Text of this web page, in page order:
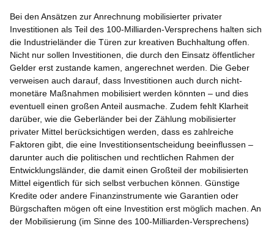
Bei den Ansätzen zur Anrechnung mobilisierter privater
Investitionen als Teil des 100-Milliarden-Versprechens halten sich
die Industrieländer die Türen zur kreativen Buchhaltung offen.
Nicht nur sollen Investitionen, die durch den Einsatz öffentlicher
Gelder erst zustande kamen, angerechnet werden. Die Geber
verweisen auch darauf, dass Investitionen auch durch nicht-
monetäre Maßnahmen mobilisiert werden könnten – und dies
eventuell einen großen Anteil ausmache. Zudem fehlt Klarheit
darüber, wie die Geberländer bei der Zählung mobilisierter
privater Mittel berücksichtigen werden, dass es zahlreiche
Faktoren gibt, die eine Investitionsentscheidung beeinflussen –
darunter auch die politischen und rechtlichen Rahmen der
Entwicklungsländer, die damit einen Großteil der mobilisierten
Mittel eigentlich für sich selbst verbuchen können. Günstige
Kredite oder andere Finanzinstrumente wie Garantien oder
Bürgschaften mögen oft eine Investition erst möglich machen. An
der Mobilisierung (im Sinne des 100-Milliarden-Versprechens)